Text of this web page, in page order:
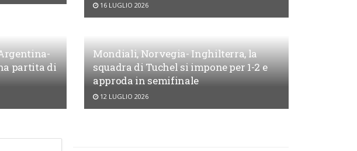
16 LUGLIO 2026
partita di
Mondiali, Norvegia- Inghilterra, la
squadra di Tuchel si impone per 1-2 e
approda in semifinale
12 LUGLIO 2026
leggenda degli Hearts e